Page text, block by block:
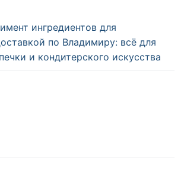
ингредиентов для
по Владимиру: всё для
и кондитерского искусства